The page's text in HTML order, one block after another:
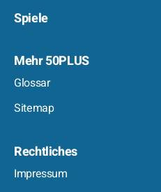
Spiele
Mehr 50PLUS
Glossar
Sitemap
Rechtliches
Impressum